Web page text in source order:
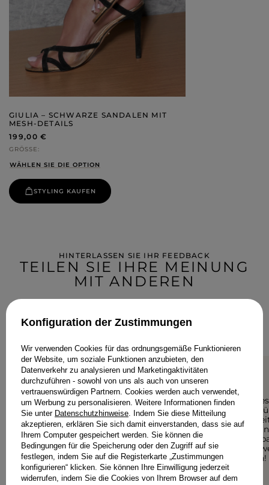
GIULIA – SCHWARZE SANDALEN MIT
MESH-DETAILS
199,00 €
GRÖSSE
WÄHLEN SIE DIE OPTION
STYLING KAUFEN
HINTERLASSEN SIE IHR FEEDBACK
TEILEN SIE IHRE MEINUNG
MIT ANDEREN
Wenn Sie dieses Modell getragen haben, teilen Sie bitte Ihre
Eindrücke mit - jedes Detail zähltal.
5/5
Sehr schönes Kleid.. Elegant
mit dem Gewissen etwas!
ANNA-SOPHIA, HEIDESEE
Ein
Geeignet
auch für
getragen
empfehlen!
ANONIM
Konfiguration der Zustimmungen
Wir verwenden Cookies für das ordnungsgemäße Funktionieren
der Website, um soziale Funktionen anzubieten, den
Datenverkehr zu analysieren und Marketingaktivitäten
durchzuführen - sowohl von uns als auch von unseren
vertrauenswürdigen Partnern. Cookies werden auch verwendet,
um Werbung zu personalisieren. Weitere Informationen finden
Sie unter Datenschutzhinweise . Indem Sie diese Mitteilung
akzeptieren, erklären Sie sich damit einverstanden, dass sie auf
Ihrem Computer gespeichert werden. Sie können die
Bedingungen für die Speicherung oder den Zugriff auf sie
festlegen, indem Sie auf die Registerkarte „Zustimmungen
konfigurieren“ klicken. Sie können Ihre Einwilligung jederzeit
widerrufen, indem Sie die Cookies von Ihrem Browser auf dem